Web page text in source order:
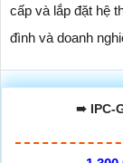
cấp và lắp đặt hệ
đình và doanh
➠ IPC-